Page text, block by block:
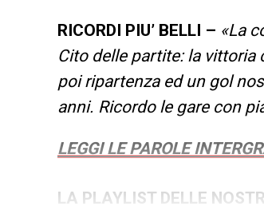
RICORDI PIU’ BELLI – «La
Cito delle partite: la vittoria
poi ripartenza ed un gol
anni. Ricordo le gare con
LEGGI LE PAROLE
LA PLAYLIST DELLE